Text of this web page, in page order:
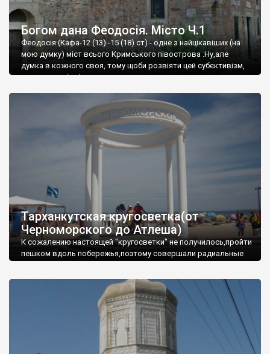
Богом дана Феодосія. Місто Ч.1
Феодосія (Кафа-12 (13) -15 (18) ст) - одне з найцікавіших (на
мою думку) міст всього Кримського півострова .Ну,але
думка в кожного своя, тому щоби розвіяти цей субєктивізм,
запрошую відвідати це
Тарханкутская кругосветка(от
Черноморского до Атлеша)
К сожалению настоящей "кругосветки" не получилось,пройти
пешком вдоль побережья,поэтому совершали радиальные